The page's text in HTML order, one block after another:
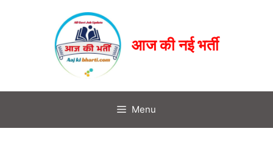
आज की नई भर्ती
Menu